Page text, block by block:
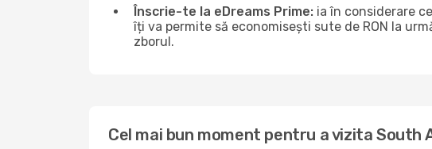
Înscrie-te la eDreams Prime: ia în considerare
îți va permite să economisești sute de RON la
zborul.
Cel mai bun moment pentru a vizita South